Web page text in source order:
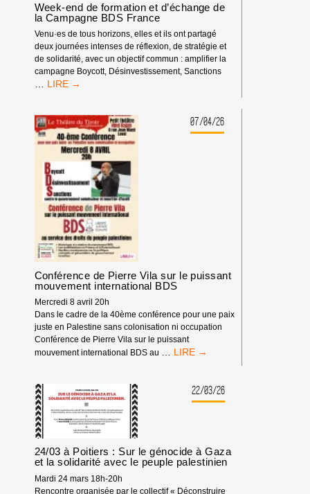
Week-end de formation et d’échange de
la Campagne BDS France
Venu·es de tous horizons, elles et ils ont partagé
deux journées intenses de réflexion, de stratégie et
de solidarité, avec un objectif commun : amplifier la
campagne Boycott, Désinvestissement, Sanctions
WEEK-
FORMATION
ET
D’ÉCHANGE
LA
CAMPAGNE
BDS
FRANCE
07/04/26
Conférence de Pierre Vila sur le puissant
mouvement international BDS
Mercredi 8 avril 20h
Dans le cadre de la 40ème conférence pour une paix
juste en Palestine sans colonisation ni occupation
Conférence de Pierre Vila sur le puissant
mouvement international BDS au … CONFÉRENCE
INTERNATIONAL
BDS
22/03/26
24/03 à Poitiers : Sur le génocide à Gaza
et la solidarité avec le peuple palestinien
Mardi 24 mars 18h-20h
Rencontre organisée par le collectif « Déconstruire